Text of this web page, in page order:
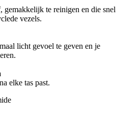
gemakkelijk te reinigen en die snel
vezels.
licht gevoel te geven en je
elke tas past.